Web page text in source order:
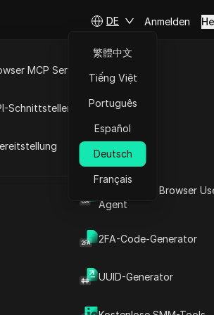
Was ist mein Browser
Agent
2FA-Code-Generator
UUID-Generator
MCP Server
Schnittstellen
DE
繁體中文
Tiếng Việt
Português
Español
Deutsch
Français
Anmelden
Fragen stellen
In ChatGPT öffnen
Fragen zu dieser Seite stellen
In Claude öffnen